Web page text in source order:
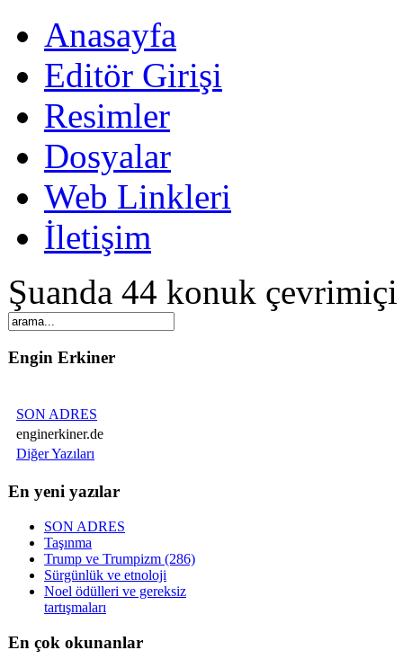
Anasayfa
Editör Girişi
Resimler
Dosyalar
Web Linkleri
İletişim
Şuanda 44 konuk çevrimiçi
Engin Erkiner
SON ADRES
enginerkiner.de
Diğer Yazıları
En yeni yazılar
SON ADRES
Taşınma
Trump ve Trumpizm (286)
Sürgünlük ve etnoloji
Noel ödülleri ve gereksiz
tartışmaları
En çok okunanlar